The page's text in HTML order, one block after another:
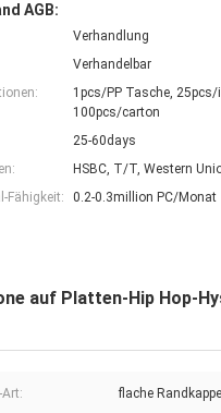
AGB:
Verhandlung
Verhandelbar
1pcs/PP Tasche, 25pcs/
100pcs/carton
25-60days
HSBC, T/T, Western
Fähigkeit:
0.2-0.3million PC/Monat
auf Platten-Hip Hop-
Art: flache Randkappe